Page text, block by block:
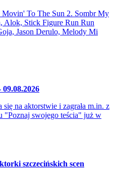
Movin' To The Sun 2. Sombr My
Alok, Stick Figure Run Run
Jason Derulo, Melody Mi
na aktorstwie i zagrała m.in. z
"Poznaj swojego teścia" już w
szczecińskich scen